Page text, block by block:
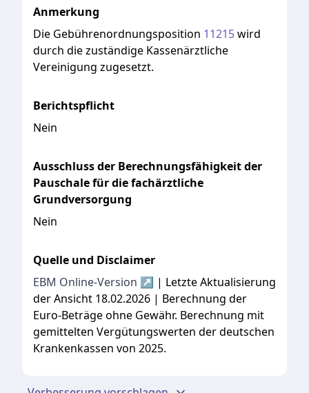
Anmerkung
Die Gebührenordnungsposition 11215wird
durch diezuständige Kassenärztliche
Vereinigung zugesetzt.
Berichtspflicht
Nein
Ausschluss der Berechnungsfähigkeit der
Pauschale für die fachärztliche
Grundversorgung
Nein
Quelle und Disclaimer
EBM Online-Version ↗ | Letzte Aktualisierung
der Ansicht 18.02.2026 | Berechnung der
Euro-Beträge ohne Gewähr. Berechnung mit
gemittelten Vergütungswerten der deutschen
Krankenkassen von 2025.